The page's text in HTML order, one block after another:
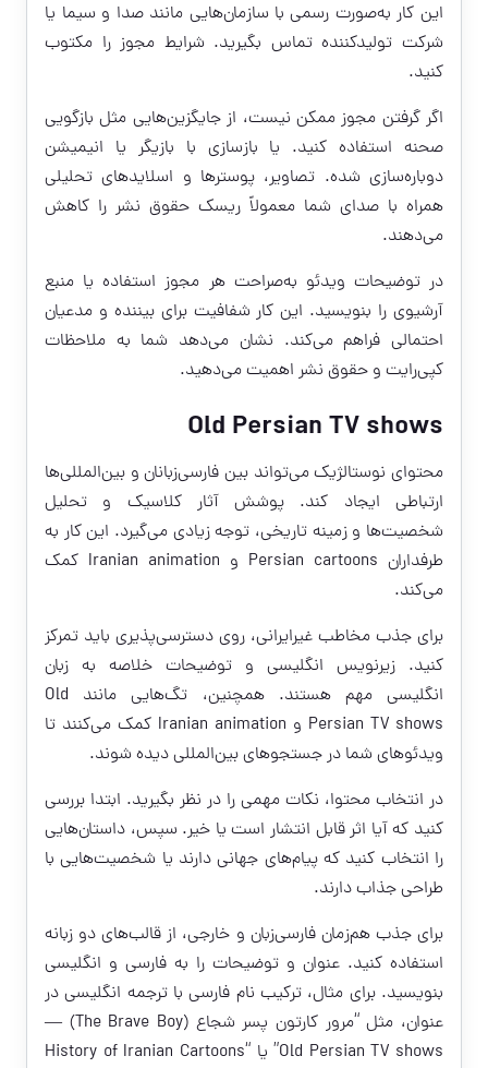
این کار به‌صورت رسمی با سازمان‌هایی مانند صدا و سیما یا
شرکت تولیدکننده تماس بگیرید. شرایط مجوز را مکتوب
کنید.
اگر گرفتن مجوز ممکن نیست، از جایگزین‌هایی مثل بازگویی
صحنه استفاده کنید. یا بازسازی با بازیگر یا انیمیشن
دوباره‌سازی شده. تصاویر، پوسترها و اسلایدهای تحلیلی
همراه با صدای شما معمولاً ریسک حقوق نشر را کاهش
می‌دهند.
در توضیحات ویدئو به‌صراحت هر مجوز استفاده یا منبع
آرشیوی را بنویسید. این کار شفافیت برای بیننده و مدعیان
احتمالی فراهم می‌کند. نشان می‌دهد شما به ملاحظات
کپی‌رایت و حقوق نشر اهمیت می‌دهید.
Old Persian TV shows
محتوای نوستالژیک می‌تواند بین فارسی‌زبانان و بین‌المللی‌ها
ارتباطی ایجاد کند. پوشش آثار کلاسیک و تحلیل
شخصیت‌ها و زمینه تاریخی، توجه زیادی می‌گیرد. این کار به
طرفداران Persian cartoons و Iranian animation کمک
می‌کند.
برای جذب مخاطب غیرایرانی، روی دسترسی‌پذیری باید تمرکز
کنید. زیرنویس انگلیسی و توضیحات خلاصه به زبان
انگلیسی مهم هستند. همچنین، تگ‌هایی مانند Old
Persian TV shows و Iranian animation کمک می‌کنند تا
ویدئوهای شما در جستجوهای بین‌المللی دیده شوند.
در انتخاب محتوا، نکات مهمی را در نظر بگیرید. ابتدا بررسی
کنید که آیا اثر قابل انتشار است یا خیر. سپس، داستان‌هایی
را انتخاب کنید که پیام‌های جهانی دارند یا شخصیت‌هایی با
طراحی جذاب دارند.
برای جذب هم‌زمان فارسی‌زبان و خارجی، از قالب‌های دو زبانه
استفاده کنید. عنوان و توضیحات را به فارسی و انگلیسی
بنویسید. برای مثال، ترکیب نام فارسی با ترجمه انگلیسی در
عنوان، مثل “مرور کارتون پسر شجاع (The Brave Boy) —
Old Persian TV shows” یا “History of Iranian Cartoons